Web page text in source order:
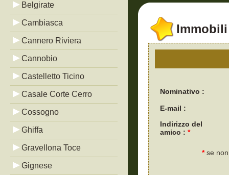
Belgirate
Cambiasca
Cannero Riviera
Cannobio
Castelletto Ticino
Casale Corte Cerro
Cossogno
Ghiffa
Gravellona Toce
Gignese
Nominativo :
E-mail :
Indirizzo del
amico : *
*se non